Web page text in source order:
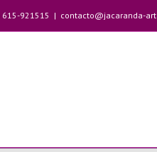
921515 | contacto@jacaranda-